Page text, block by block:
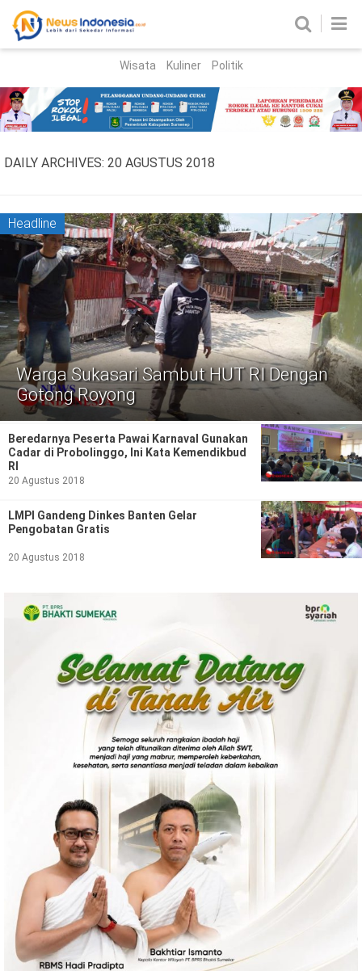
Parlemen
Nasional
Peristiwa
Kriminal
Korupsi
Politik
Gaya Hidup
Kesehatan Kuliner
Otomotif
Iptek
SosBud
Budaya
Wisata
Olahraga
Birokrasi
Wisata Kuliner Politik
DAILY ARCHIVES: 20 AGUSTUS 2018
Headline
Warga Sukasari Sambut HUT RI Dengan
Gotong Royong
Beredarnya Peserta Pawai Karnaval Gunakan
Cadar di Probolinggo, Ini Kata Kemendikbud
RI
20 Agustus 2018
LMPI Gandeng Dinkes Banten Gelar
Pengobatan Gratis
20 Agustus 2018